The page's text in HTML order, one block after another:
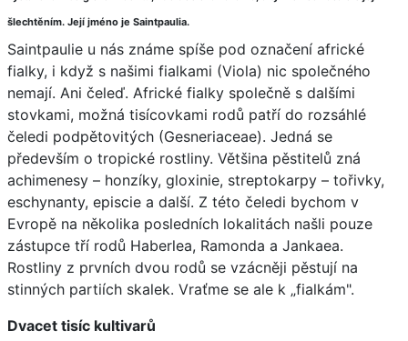
šlechtěním. Její jméno je Saintpaulia.
Saintpaulie u nás známe spíše pod označení africké
fialky, i když s našimi fialkami (Viola) nic společného
nemají. Ani čeleď. Africké fialky společně s dalšími
stovkami, možná tisícovkami rodů patří do rozsáhlé
čeledi podpětovitých (Gesneriaceae). Jedná se
především o tropické rostliny. Většina pěstitelů zná
achimenesy – honzíky, gloxinie, streptokarpy – tořivky,
eschynanty, episcie a další. Z této čeledi bychom v
Evropě na několika posledních lokalitách našli pouze
zástupce tří rodů Haberlea, Ramonda a Jankaea.
Rostliny z prvních dvou rodů se vzácněji pěstují na
stinných partiích skalek. Vraťme se ale k „fialkám".
Dvacet tisíc kultivarů